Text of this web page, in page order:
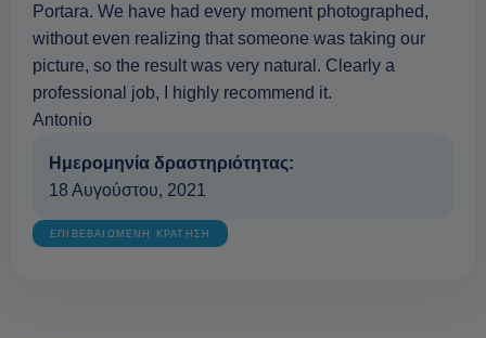
Portara. We have had every moment photographed,
without even realizing that someone was taking our
picture, so the result was very natural. Clearly a
professional job, I highly recommend it.
Antonio
Ημερομηνία δραστηριότητας:
18 Αυγούστου, 2021
ΕΠΙΒΕΒΑΙΩΜΕΝΗ ΚΡΑΤΗΣΗ